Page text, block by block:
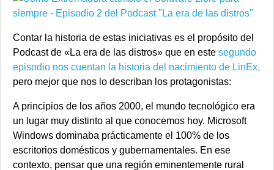
Contar la historia de estas iniciativas es el propósito del
Podcast de «La era de las distros» que en este segundo
episodio nos cuentan la historia del nacimiento de LinEx,
pero mejor que nos lo describan los protagonistas:
A principios de los años 2000, el mundo tecnológico era
un lugar muy distinto al que conocemos hoy. Microsoft
Windows dominaba prácticamente el 100% de los
escritorios domésticos y gubernamentales. En ese
contexto, pensar que una región eminentemente rural